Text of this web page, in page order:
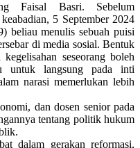
Faisal Basri. Sebelum
5 September 2024
beliau menulis sebuah puisi
di media sosial. Bentuk
seseorang boleh
untuk langsung pada inti
narasi memerlukan lebih
dan dosen senior pada
tentang politik hukum
dalam gerakan reformasi,